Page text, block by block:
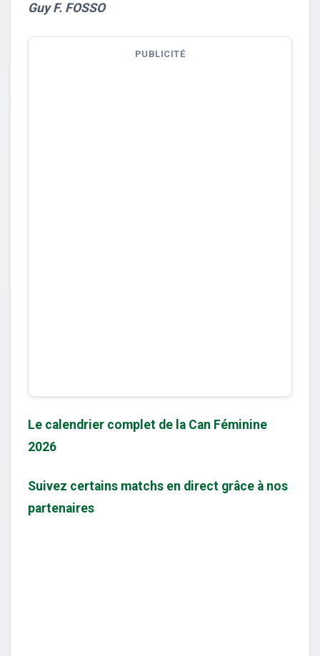
Guy F. FOSSO
PUBLICITÉ
Le calendrier complet de la Can Féminine
2026
Suivez certains matchs en direct grâce à nos
partenaires